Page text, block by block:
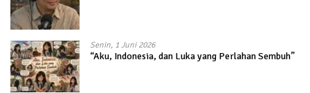
Senin, 1 Juni 2026
“Aku, Indonesia, dan Luka yang Perlahan Sembuh”